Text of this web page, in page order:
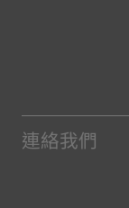
連絡我們